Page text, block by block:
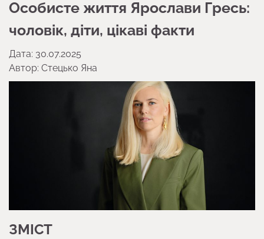
Особисте життя Ярослави Гресь:
чоловік, діти, цікаві факти
Дата: 30.07.2025
Автор: Стецько Яна
ЗМІСТ